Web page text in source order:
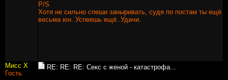
P/S
Хотя не сильно спеши заныривать, судя по постам ты ещё
весьма юн..Успеешь ещё..Удачи.
Мисс Х
Гость
RE: RE: RE: Секс с женой - катастрофа...